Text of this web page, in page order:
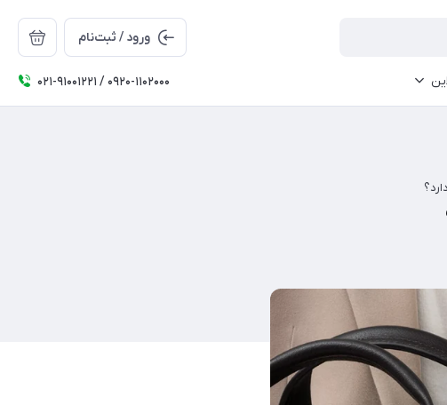
ورود / ثبت‌نام
۰۲۱-91001221 / 0920-1102000